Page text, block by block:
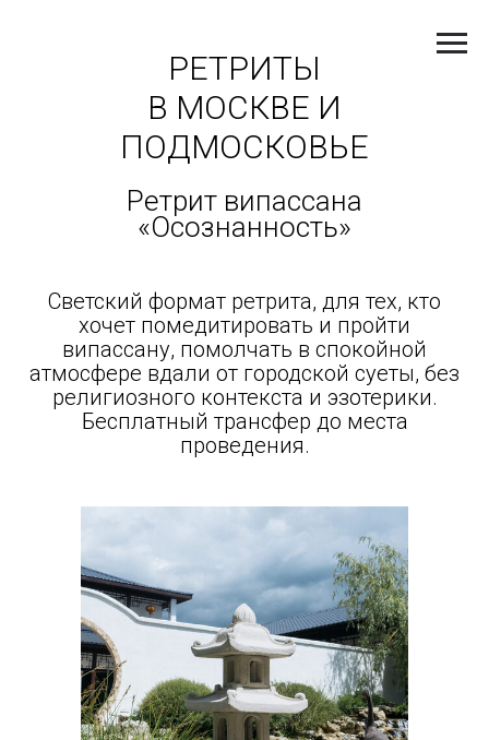
РЕТРИТЫ
В МОСКВЕ И
ПОДМОСКОВЬЕ
Ретрит випассана
«Осознанность»
Светский формат ретрита, для тех, кто
хочет помедитировать и пройти
випассану, помолчать в спокойной
атмосфере вдали от городской суеты, без
религиозного контекста и эзотерики.
Бесплатный трансфер до места
проведения.